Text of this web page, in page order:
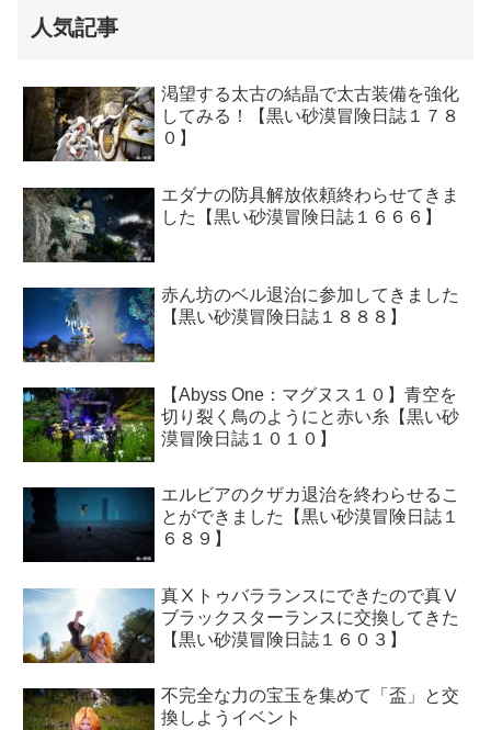
人気記事
渇望する太古の結晶で太古装備を強化
してみる！【黒い砂漠冒険日誌１７８
０】
エダナの防具解放依頼終わらせてきま
した【黒い砂漠冒険日誌１６６６】
赤ん坊のベル退治に参加してきました
【黒い砂漠冒険日誌１８８８】
【Abyss One：マグヌス１０】青空を
切り裂く鳥のようにと赤い糸【黒い砂
漠冒険日誌１０１０】
エルビアのクザカ退治を終わらせるこ
とができました【黒い砂漠冒険日誌１
６８９】
真Ⅹトゥバラランスにできたので真Ⅴ
ブラックスターランスに交換してきた
【黒い砂漠冒険日誌１６０３】
不完全な力の宝玉を集めて「盃」と交
換しようイベント